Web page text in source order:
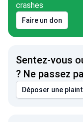
crashes
Faire un don
Sentez-vous
? Ne passez
Déposer une